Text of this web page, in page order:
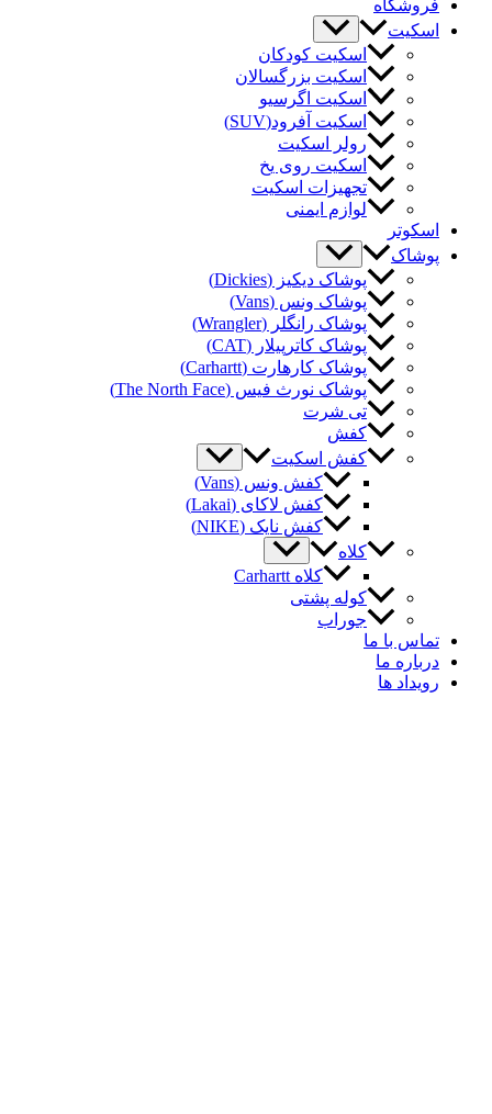
اسکیت کودکان
اسکیت بزرگسالان
اسکیت اگرسیو
اسکیت آفرود(SUV)
رولر اسکیت
اسکیت روی یخ
تجهیزات اسکیت
لوازم ایمنی
پوشاک دیکیز (Dickies)
پوشاک ونس (Vans)
پوشاک رانگلر (Wrangler)
پوشاک کاترپیلار (CAT)
پوشاک کارهارت (Carhartt)
پوشاک نورث فیس (The North Face)
تی شرت
کفش
کفش اسکیت
کفش ونس (Vans)
کفش لاکای (Lakai)
کفش نایک (NIKE)
کلاه
کلاه Carhartt
کوله پشتی
جوراب
با ما
ما
ها